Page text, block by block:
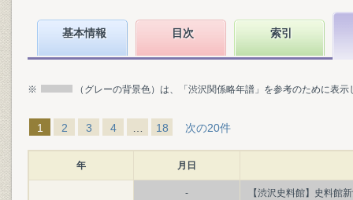
基本情報 目次 索引
※ （グレーの背景色）は、「渋沢関係略年譜」を参考のために表
1 2 3 4 18 次の20件
年 月日
- 【渋沢史料館】史料館